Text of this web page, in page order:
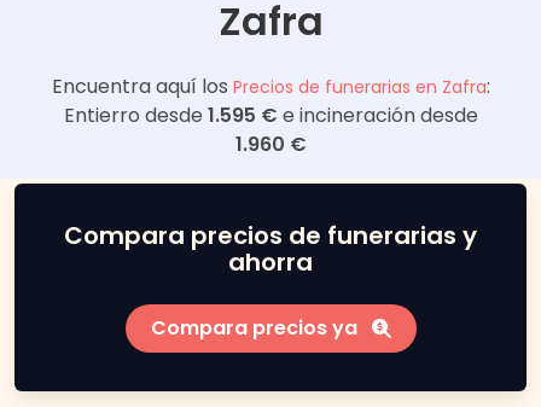
Zafra
Encuentra aquí los Precios de funerarias en Zafra:
Entierro desde 1.595 € e incineración desde
1.960 €
Compara precios de funerarias y
ahorra
Compara precios ya